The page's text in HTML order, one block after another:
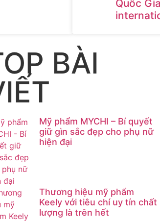
Quốc
BÀI
Mỹ phẩm MYCHI – Bí quyết
giữ gìn sắc đẹp cho phụ nữ
hiện đại
Thương hiệu mỹ phẩm
Keely với tiêu chí uy tín chất
lượng là trên hết